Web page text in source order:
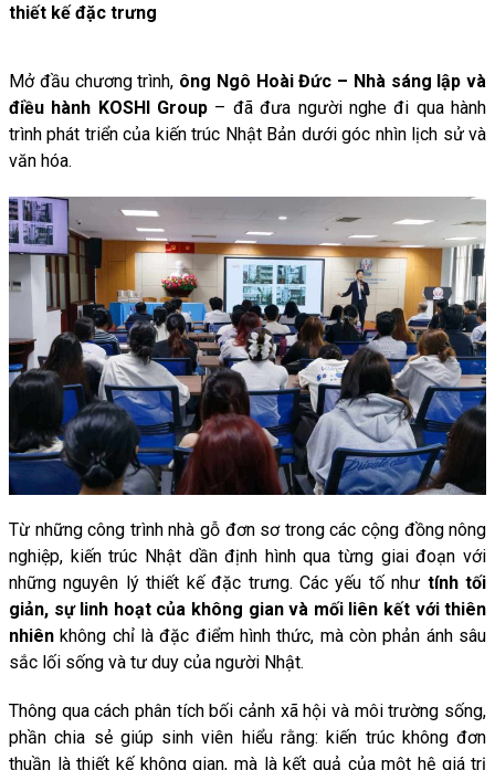
thiết kế đặc trưng
Mở đầu chương trình, ông Ngô Hoài Đức – Nhà sáng lập và
điều hành KOSHI Group – đãđưa người ngheđi quahành
trìnhphát triểncủa kiếntrúc Nhật Bản dướigóc nhìn lịch sửvà
văn hóa.
Từ nhữngcông trìnhnhà gỗ đơn sơ trongcác cộng đồngnông
nghiệp, kiếntrúc Nhật dầnđịnh hìnhquatừng giaiđoạnvới
nhữngnguyên lýthiết kếđặc trưng. Cácyếu tốnhư tínhtối
giản, sự linh hoạt của không gianvà mối liên kết vớithiên
nhiên không chỉ làđặc điểmhìnhthức, màcònphản ánh sâu
sắc lối sống và tư duy của người Nhật.
Thông quacáchphân tíchbốicảnh xãhộivà môitrường sống,
phầnchia sẻ giúp sinhviên hiểu rằng:kiến trúc khôngđơn
thuần làthiết kế khônggian, mà làkết quả củamột hệ giátrị